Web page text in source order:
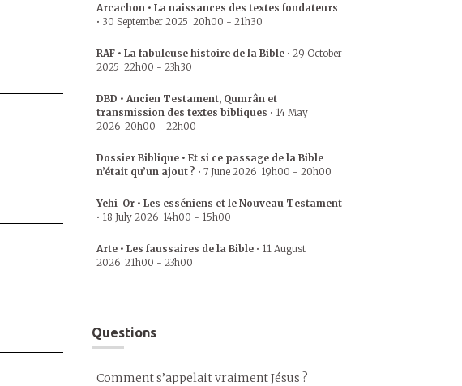
Arcachon • La naissances des textes fondateurs
• 30 September 2025 20h00 - 21h30
RAF • La fabuleuse histoire de la Bible • 29 October
2025 22h00 - 23h30
DBD • Ancien Testament, Qumrân et
transmission des textes bibliques • 14 May
2026 20h00 - 22h00
Dossier Biblique • Et si ce passage de la Bible
n’était qu’un ajout ? • 7 June 2026 19h00 - 20h00
Yehi-Or • Les esséniens et le Nouveau Testament
• 18 July 2026 14h00 - 15h00
Arte • Les faussaires de la Bible • 11 August
2026 21h00 - 23h00
Questions
Comment s’appelait vraiment Jésus ?